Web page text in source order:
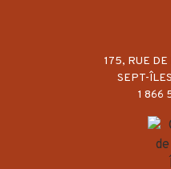
175, RUE
SEPT-
1 866